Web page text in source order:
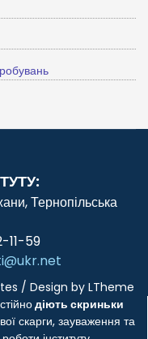
Тернопільська
11-59
/ Design by LTheme
діють скриньки
скарги, зауваження та